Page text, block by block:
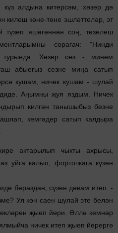
алдына китерсәм, хәзер дә
килеш көне-төне эшләттеләр, эт
түзеп яшәгәннән соң, төзелеш
сорагач: "Нинди
турында. Хәзер сез - минем
абыегыз сезне миңа сатып
кушам, ничек кушам - шулай
Аңымны җуя яздым. Ничек
килгән танышыбыз безне
кемгәдер сатып калдыра
актарылып чыкты ахрысы,
уйга калып, форточкага күзен
бераздан, сүзен дәвам итеп. -
Ул көн саен шулай эте белән
җыеп йөри. Әллә кемнәр
ничек итеп җыеп йөрергә